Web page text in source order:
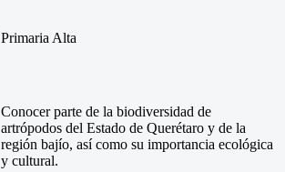
Primaria Alta
Conocer parte de la biodiversidad de
artrópodos del Estado de Querétaro y de la
región bajío, así como su importancia ecológica
y cultural.